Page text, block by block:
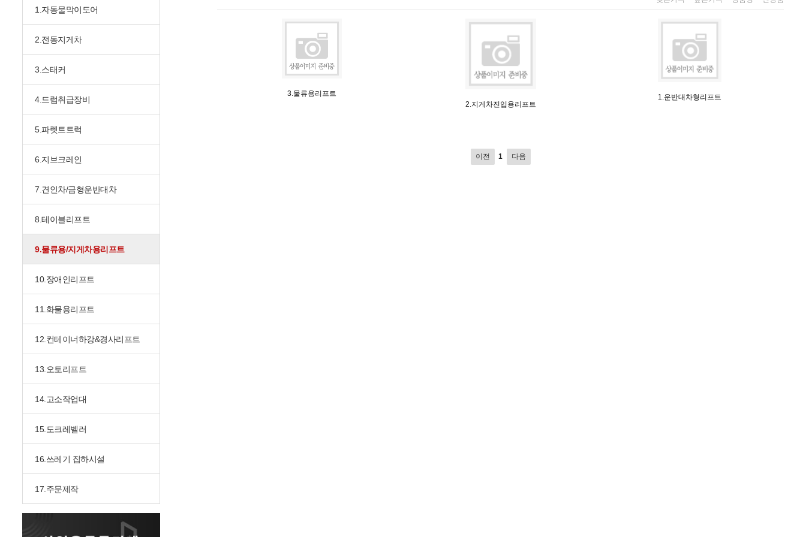
1.자동물막이도어
2.전동지게차
3.스태커
4.드럼취급장비
5.파렛트트럭
6.지브크레인
7.견인차/금형운반대차
8.테이블리프트
9.물류용/지게차용리프트
10.장애인리프트
11.화물용리프트
12.컨테이너하강&경사리프트
13.오토리프트
14.고소작업대
15.도크레벨러
16.쓰레기 집하시설
17.주문제작
3.물류용리프트
2.지게차진입용리프트
1.운반대차형리프트
이전 1 다음